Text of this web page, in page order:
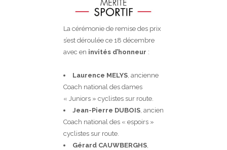
La cérémonie de remise des prix
s’est déroulée ce 18 décembre
avec en invités d’honneur :
Laurence MELYS, ancienne
Coach national des dames
« Juniors » cyclistes sur route.
Jean-Pierre DUBOIS, ancien
Coach national des « espoirs »
cyclistes sur route.
Gérard CAUWBERGHS,